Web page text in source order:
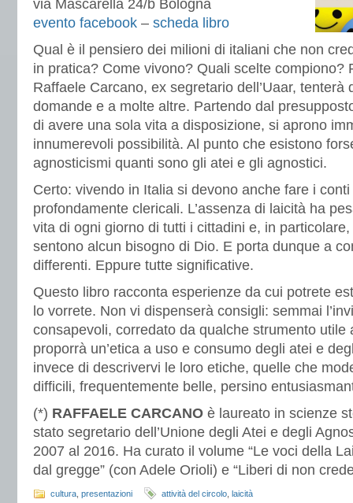
via Mascarella 24/b Bologna
evento facebook – scheda libro
Qual è il pensiero dei milioni di italiani che non
in pratica? Come vivono? Quali scelte compiono?
Raffaele Carcano, ex segretario dell’Uaar, tenterà
domande e a molte altre. Partendo dal
di avere una sola vita a disposizione, si aprono
innumerevoli possibilità. Al punto che esistono
agnosticismi quanti sono gli atei e gli agnostici.
Certo: vivendo in Italia si devono anche fare i
profondamente clericali. L’assenza di laicità ha
vita di ogni giorno di tutti i cittadini e, in
sentono alcun bisogno di Dio. E porta dunque a
differenti. Eppure tutte significative.
Questo libro racconta esperienze da cui potrete
lo vorrete. Non vi dispenserà consigli: semmai
consapevoli, corredato da qualche strumento utile
proporrà un’etica a uso e consumo degli atei e
invece di descrivervi le loro etiche, quelle che
difficili, frequentemente belle, persino
(*) RAFFAELE CARCANO è laureato in scienze
stato segretario dell’Unione degli Atei e degli
2007 al 2016. Ha curato il volume “Le voci della
dal gregge” (con Adele Orioli) e “Liberi di non
cultura presentazioni attività del circolo laicità